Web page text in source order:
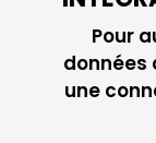
Pour
données
une